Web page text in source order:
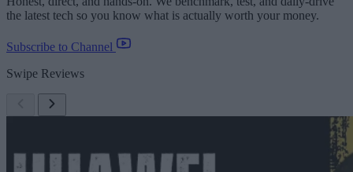
the latest tech so you know what is actually worth your money.
Subscribe to Channel
Swipe Reviews